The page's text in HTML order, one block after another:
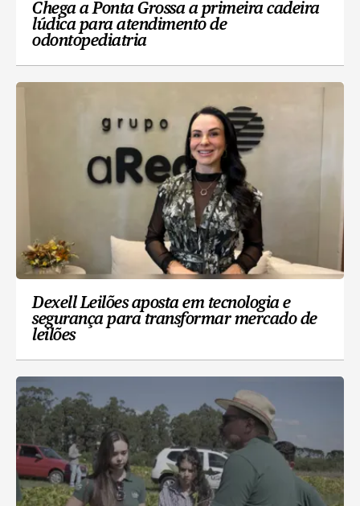
Chega a Ponta Grossa a primeira cadeira
lúdica para atendimento de
odontopediatria
Dexell Leilões aposta em tecnologia e
segurança para transformar mercado de
leilões